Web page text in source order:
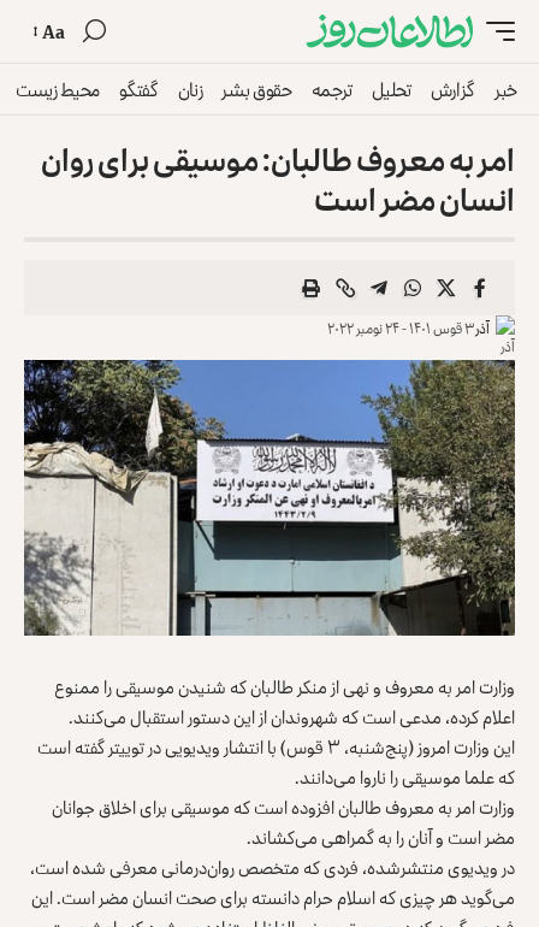
Aa
خبر گزارش تحلیل ترجمه حقوق بشر زنان گفتگو محیط زیست
امر به معروف طالبان: موسیقی برای روان
انسان مضر است
آذر۳ قوس ۱۴۰۱ - ۲۴ نومبر ۲۰۲۲
وزارت امر به معروف و نهی از منکر طالبان که شنیدن موسیقی را ممنوع
اعلام کرده، مدعی است که شهروندان از این دستور استقبال می‌کنند.
این وزارت امروز (پنج‌شنبه، ۳ قوس) با انتشار ویدیویی در توییتر گفته است
که علما موسیقی را ناروا می‌دانند.
وزارت امر به معروف طالبان افزوده است که موسیقی برای اخلاق جوانان
مضر است و آنان را به گمراهی می‌کشاند.
در ویدیوی منتشرشده، فردی که متخصص روان‌درمانی معرفی شده است،
می‌گوید هر چیزی که اسلام حرام دانسته برای صحت انسان مضر است. این